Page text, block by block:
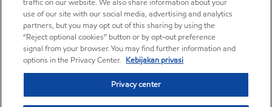
traffic on our website. We also share information about your
use of our site with our social media, advertising and analytics
partners, but you may opt out of this sharing by using the
“Reject optional cookies” button or by opt-out preference
signal from your browser. You may find further information and
options in the Privacy Center. Kebijakan privasi
Privacy center